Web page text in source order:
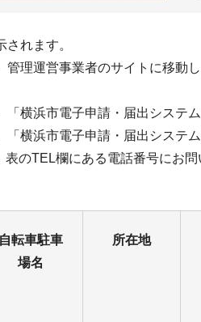
れます。
理運営事業者のサイトに移動
「横浜市電子申請・届出シス
「横浜市電子申請・届出システ
のTEL欄にある電話番号にお問
自転車駐車
場名
所在地